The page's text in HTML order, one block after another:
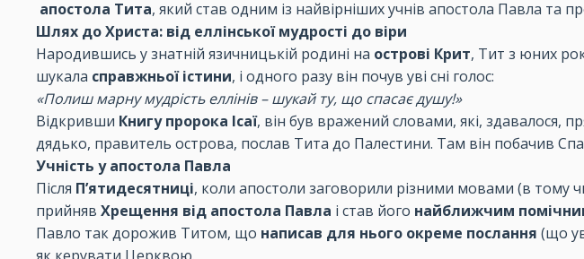
апостола Тита, який став одним із найвірніших учнів апостола Павла та
Шлях до Христа: від еллінської мудрості до віри
Народившись у знатній язичницькій родині на острові Крит, Тит з юних
шукала справжньої істини, і одного разу він почув уві сні голос:
«Полиш марну мудрість еллінів – шукай ту, що спасає душу!»
Відкривши Книгу пророка Ісаї, він був вражений словами, які, здавалося,
дядько, правитель острова, послав Тита до Палестини. Там він побачив
Учність у апостола Павла
Після П’ятидесятниці, коли апостоли заговорили різними мовами (в тому
прийняв Хрещення від апостола Павла і став його найближчим
Павло так дорожив Титом, що написав для нього окреме послання (що